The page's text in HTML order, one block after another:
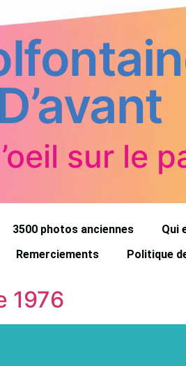
D’avant
sur le
3500 photos anciennes Qui
Remerciements Politique
1976